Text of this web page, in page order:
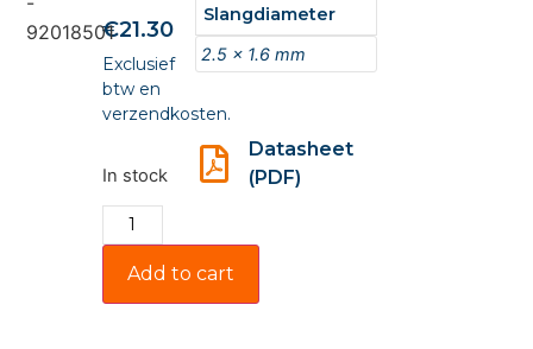
€21.30
Exclusief
btw en
verzendkosten.
In stock
Add to cart
Slangdiameter
2.5 x 1.6 mm
Datasheet
(PDF)